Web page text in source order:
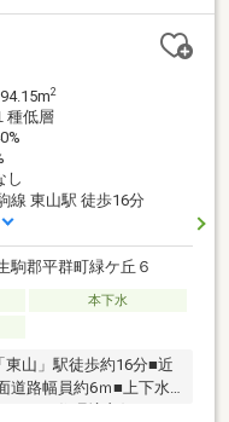
2
種低層
し
線 東山駅 徒歩16分
駒郡平群町緑ケ丘６
本下水
山」駅徒歩約16分■近
道路幅員約6ｍ■上下水